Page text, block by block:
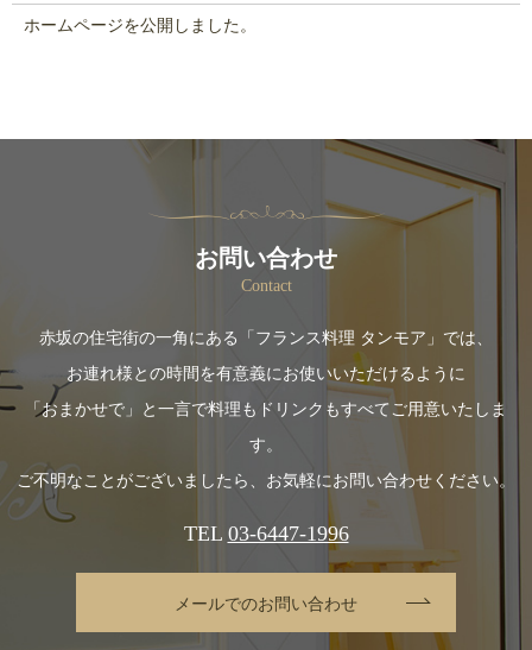
ホームページを公開しました。
お問い合わせ
Contact
赤坂の住宅街の一角にある「フランス料理 タンモア」では、
お連れ様との時間を有意義にお使いいただけるように
「おまかせで」と一言で料理もドリンクもすべてご用意いたしま
す。
ご不明なことがございましたら、お気軽にお問い合わせください。
TEL 03-6447-1996
メールでのお問い合わせ